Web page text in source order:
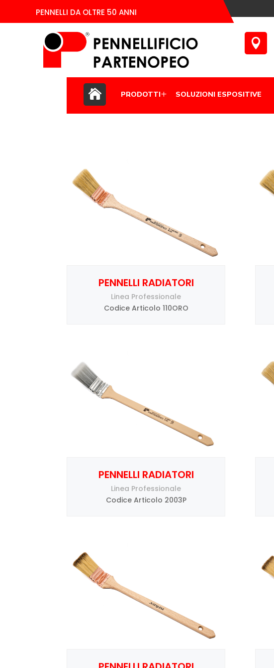
PENNELLI DA OLTRE 50 ANNI

PRODOTTI SOLUZIONI ESPOSITIVE
PENNELLI RADIATORI
Linea Professionale
Codice Articolo 110ORO
PENNELLI RADIATORI
Linea Professionale
Codice Articolo 2003P